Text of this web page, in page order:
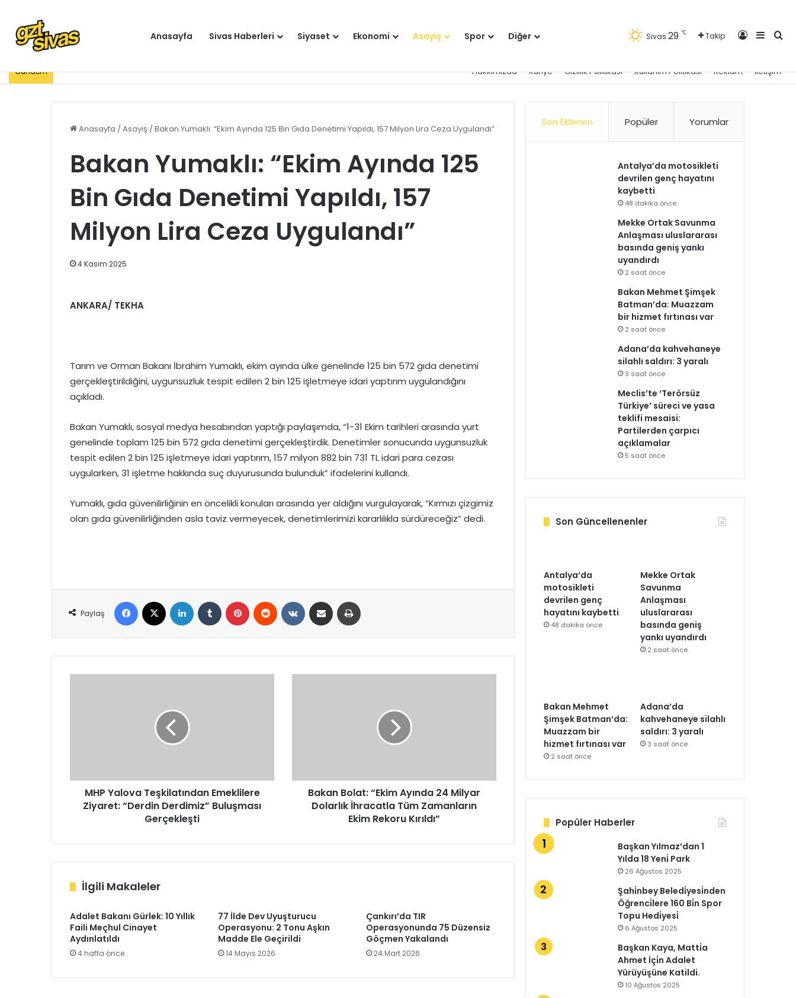
Anasayfa Sivas Haberleri Siyaset Ekonomi Asayiş Spor Diğer Sivas 29 ℃ Takip Kayıt Ol
Kenar
Gündem Hakkımızda Künye Gizlilik Politikası Kullanım Politikası Reklam İletişim
Anasayfa /Asayiş /Bakan Yumaklı: “Ekim Ayında 125 Bin Gıda Denetimi Yapıldı, 157 Milyon Lira Ceza Uygulandı”
Bakan Yumaklı: “Ekim Ayında 125
Bin Gıda Denetimi Yapıldı, 157
Milyon Lira Ceza Uygulandı”
4 Kasım 2025
ANKARA/ TEKHA
Tarım ve Orman Bakanı İbrahim Yumaklı, ekim ayında ülke genelinde 125 bin 572 gıda denetimi
gerçekleştirildiğini, uygunsuzluk tespit edilen 2 bin 125 işletmeye idari yaptırım uygulandığını
açıkladı.
Bakan Yumaklı, sosyal medya hesabından yaptığı paylaşımda, “1-31 Ekim tarihleri arasında yurt
genelinde toplam 125 bin 572 gıda denetimi gerçekleştirdik. Denetimler sonucunda uygunsuzluk
tespit edilen 2 bin 125 işletmeye idari yaptırım, 157 milyon 882 bin 731 TL idari para cezası
uygularken, 31 işletme hakkında suç duyurusunda bulunduk” ifadelerini kullandı.
Yumaklı, gıda güvenilirliğinin en öncelikli konuları arasında yer aldığını vurgulayarak, “Kırmızı çizgimiz
olan gıda güvenilirliğinden asla taviz vermeyecek, denetimlerimizi kararlılıkla sürdüreceğiz” dedi.
Paylaş
Facebook LinkedIn Tumblr Pinterest Reddit VKontakteE-Posta ile paylaş
Gerçekleşti
MHP Yalova Teşkilatından Emeklilere
Ziyaret: “Derdin Derdimiz” Buluşması
Gerçekleşti
Tüm
Zamanların
Bakan Bolat: “Ekim Ayında 24 Milyar
Dolarlık İhracatla Tüm Zamanların
Ekim Rekoru Kırıldı”
İlgili Makaleler
Adalet Bakanı Gürlek: 10 Yıllık
Faili Meçhul Cinayet
Aydınlatıldı
4 hafta önce
77 İlde Dev Uyuşturucu
Operasyonu: 2 Tonu Aşkın
Madde Ele Geçirildi
14 Mayıs 2026
Çankırı’da TIR
Operasyonunda 75 Düzensiz
Göçmen Yakalandı
24 Mart 2026
Son Eklenen Popüler Yorumlar
Antalya’da motosikleti
devrilen genç hayatını
kaybetti
48 dakika önce
Mekke Ortak Savunma
Anlaşması uluslararası
basında geniş yankı
uyandırdı
2 saat önce
Bakan Mehmet Şimşek
Batman’da: Muazzam
bir hizmet fırtınası var
2 saat önce
Adana’da kahvehaneye
silahlı saldırı: 3 yaralı
3 saat önce
Meclis’te ‘Terörsüz
Türkiye’ süreci ve yasa
teklifi mesaisi:
Partilerden çarpıcı
açıklamalar
5 saat önce
Son Güncellenenler
Antalya’da
motosikleti
devrilen genç
hayatını kaybetti
48 dakika önce
Mekke Ortak
Savunma
Anlaşması
uluslararası
basında geniş
yankı uyandırdı
2 saat önce
Bakan Mehmet
Şimşek Batman’da:
Muazzam bir
hizmet fırtınası var
2 saat önce
Adana’da
kahvehaneye silahlı
saldırı: 3 yaralı
3 saat önce
Popüler Haberler
Başkan Yılmaz’dan 1
Yılda 18 Yeni̇ Park
26 Ağustos 2025
Şahi̇nbey Beledi̇yesi̇nden
Öğrenci̇lere 160 Bi̇n Spor
Topu Hedi̇yesi̇
6 Ağustos 2025
Başkan Kaya, Matti̇a
Ahmet İçi̇n Adalet
Yürüyüşüne Katildi.
10 Ağustos 2025